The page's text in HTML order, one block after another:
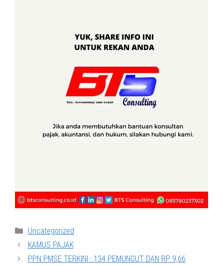
Categories
Uncategorized
KAMUS PAJAK
PPN PMSE TERKINI : 134 PEMUNGUT DAN RP 9,66